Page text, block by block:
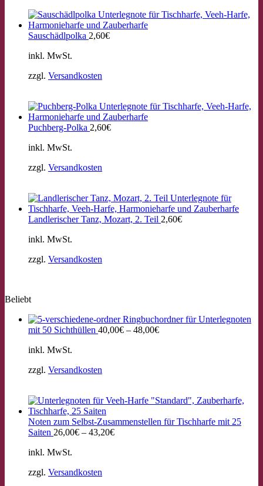
Sauschädlpolka 2,60€
inkl. MwSt.
zzgl. Versandkosten
Puchberg-Polka 2,60€
inkl. MwSt.
zzgl. Versandkosten
Landlerischer Tanz, Mozart, 2. Teil 2,60€
inkl. MwSt.
zzgl. Versandkosten
Beliebt
Ringbuchordner für Unterlegnoten
mit 50 Sichthüllen 40,00€ – 48,00€
inkl. MwSt.
zzgl. Versandkosten
Noten zum Selbst-Zusammenstellen für Tischharfe mit 25
Saiten 26,00€ – 43,20€
inkl. MwSt.
zzgl. Versandkosten